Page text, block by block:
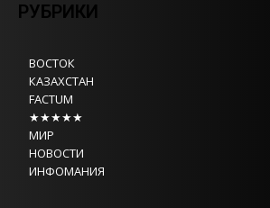
РУБРИКИ
ВОСТОК
КАЗАХСТАН
FACTUM
★★★★★
МИР
НОВОСТИ
ИНФОМАНИЯ